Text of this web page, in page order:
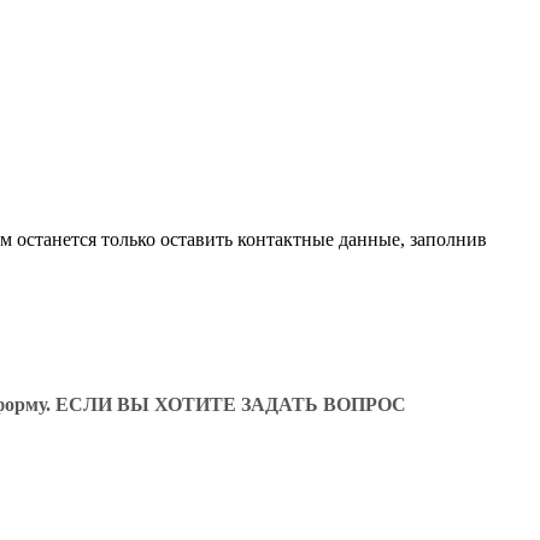
только оставить контактные данные, заполнив
форму. ЕСЛИ ВЫ ХОТИТЕ ЗАДАТЬ ВОПРОС